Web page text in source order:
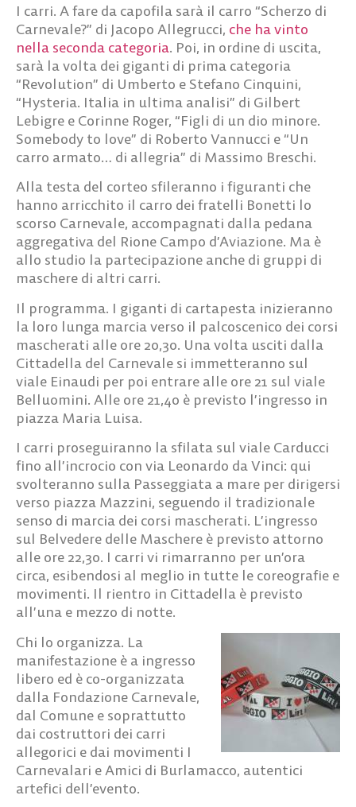
I carri. A fare da capofila sarà il carro “Scherzo di
Carnevale?” di Jacopo Allegrucci, che ha vinto
nella seconda categoria. Poi, in ordine di uscita,
sarà la volta dei giganti di prima categoria
“Revolution” di Umberto e Stefano Cinquini,
“Hysteria. Italia in ultima analisi” di Gilbert
Lebigre e Corinne Roger, “Figli di un dio minore.
Somebody to love” di Roberto Vannucci e “Un
carro armato… di allegria” di Massimo Breschi.
Alla testa del corteo sfileranno i figuranti che
hanno arricchito il carro dei fratelli Bonetti lo
scorso Carnevale, accompagnati dalla pedana
aggregativa del Rione Campo d’Aviazione. Ma è
allo studio la partecipazione anche di gruppi di
maschere di altri carri.
Il programma. I giganti di cartapesta inizieranno
la loro lunga marcia verso il palcoscenico dei corsi
mascherati alle ore 20,30. Una volta usciti dalla
Cittadella del Carnevale si immetteranno sul
viale Einaudi per poi entrare alle ore 21 sul viale
Belluomini. Alle ore 21,40 è previsto l’ingresso in
piazza Maria Luisa.
I carri proseguiranno la sfilata sul viale Carducci
fino all’incrocio con via Leonardo da Vinci: qui
svolteranno sulla Passeggiata a mare per dirigersi
verso piazza Mazzini, seguendo il tradizionale
senso di marcia dei corsi mascherati. L’ingresso
sul Belvedere delle Maschere è previsto attorno
alle ore 22,30. I carri vi rimarranno per un’ora
circa, esibendosi al meglio in tutte le coreografie e
movimenti. Il rientro in Cittadella è previsto
all’una e mezzo di notte.
Chi lo organizza. La
manifestazione è a ingresso
libero ed è co-organizzata
dalla Fondazione Carnevale,
dal Comune e soprattutto
dai costruttori dei carri
allegorici e dai movimenti I
Carnevalari e Amici di Burlamacco, autentici
artefici dell’evento.